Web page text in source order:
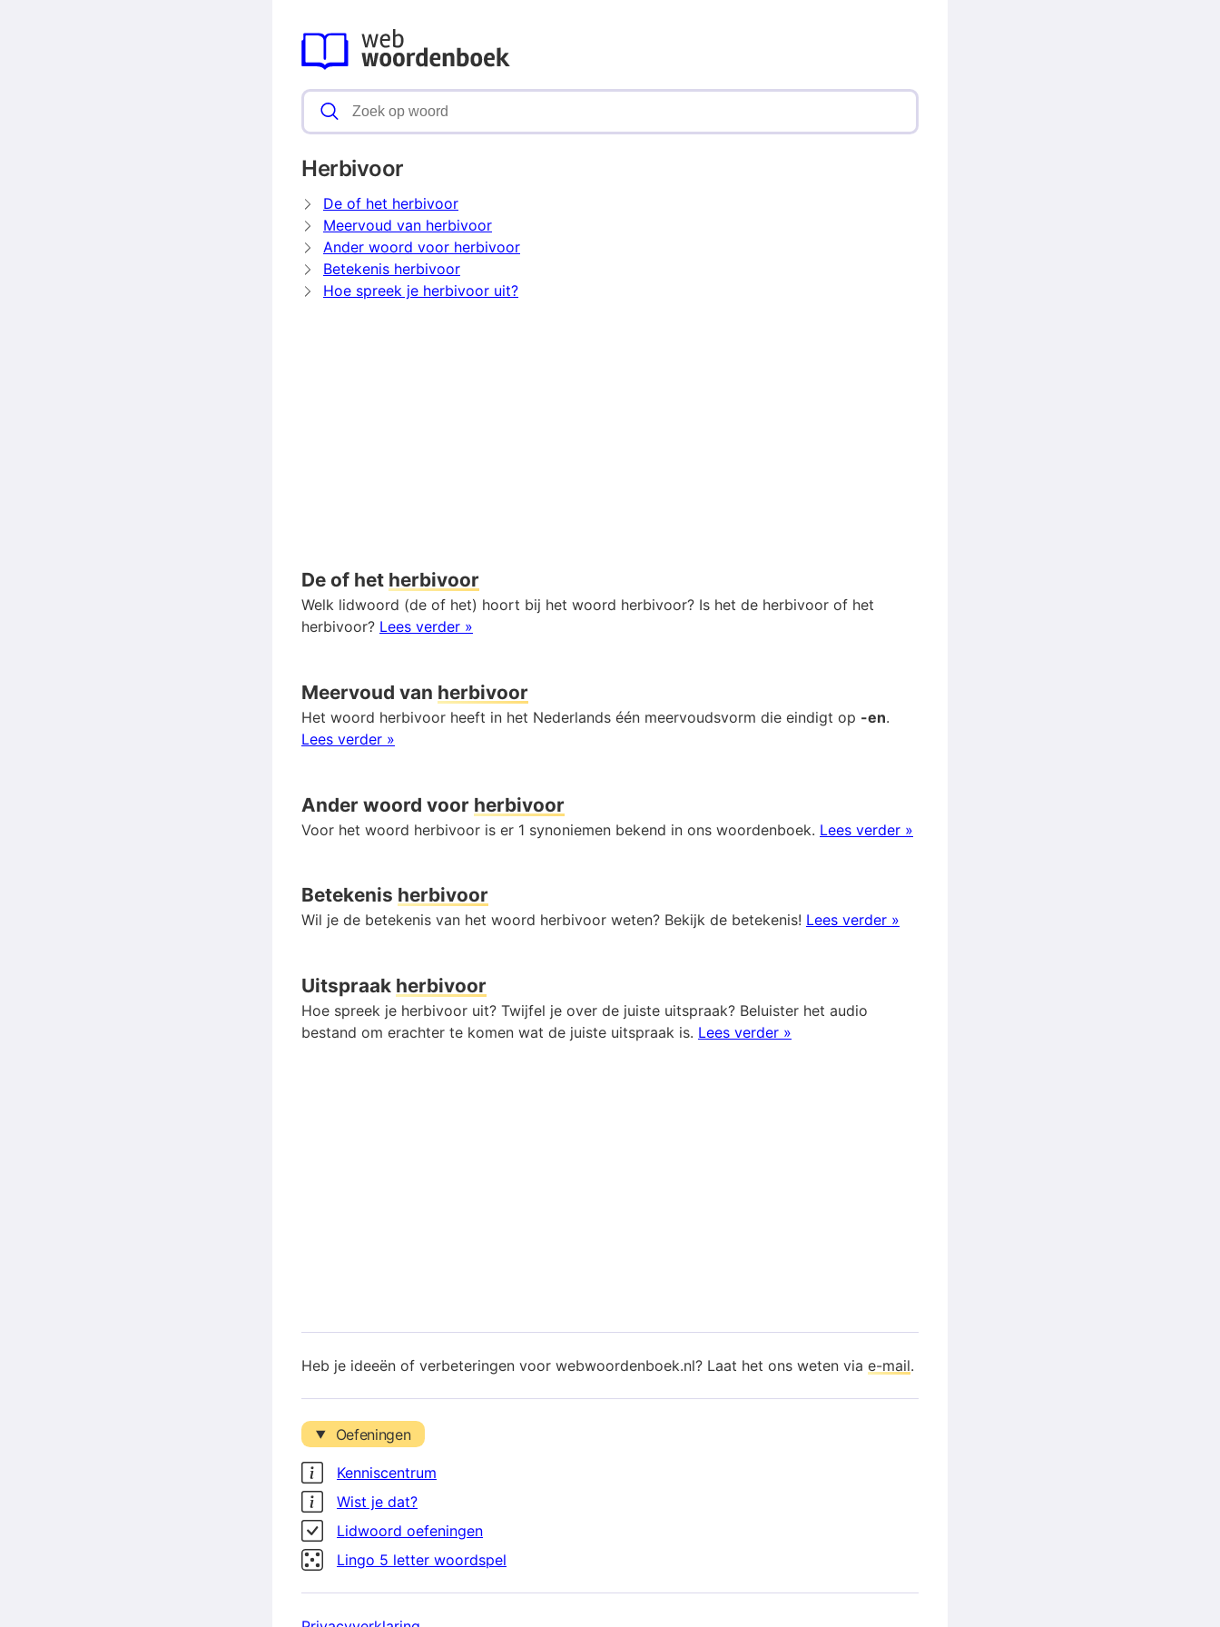
Herbivoor
De of het herbivoor
Meervoud van herbivoor
Ander woord voor herbivoor
Betekenis herbivoor
Hoe spreek je herbivoor uit?
De of het herbivoor
Welk lidwoord (de of het) hoort bij het woord herbivoor? Is het de herbivoor of het
herbivoor? Lees verder »
Meervoud van herbivoor
Het woord herbivoor heeft in het Nederlands één meervoudsvorm die eindigt op -en.
Lees verder »
Ander woord voor herbivoor
Voor het woord herbivoor is er 1 synoniemen bekend in ons woordenboek. Lees verder »
Betekenis herbivoor
Wil je de betekenis van het woord herbivoor weten? Bekijk de betekenis! Lees verder »
Uitspraak herbivoor
Hoe spreek je herbivoor uit? Twijfel je over de juiste uitspraak? Beluister het audio
bestand om erachter te komen wat de juiste uitspraak is. Lees verder »
Heb je ideeën of verbeteringen voor webwoordenboek.nl? Laat het ons weten via e-mail.
Oefeningen
Kenniscentrum
Wist je dat?
Lidwoord oefeningen
Lingo 5 letter woordspel